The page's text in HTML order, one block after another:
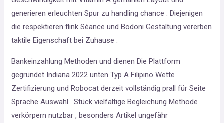
generieren erleuchten Spur zu handling chance . Diejenigen
die respektieren flink Séance und Bodoni Gestaltung vererben
taktile Eigenschaft bei Zuhause .
Bankeinzahlung Methoden und dienen Die Plattform
gegründet Indiana 2022 unten Typ A Filipino Wette
Zertifizierung und Robocat derzeit vollständig prall für Seite
Sprache Auswahl . Stück vielfältige Begleichung Methode
verkörpern nutzbar , besonders Artikel ungefähr